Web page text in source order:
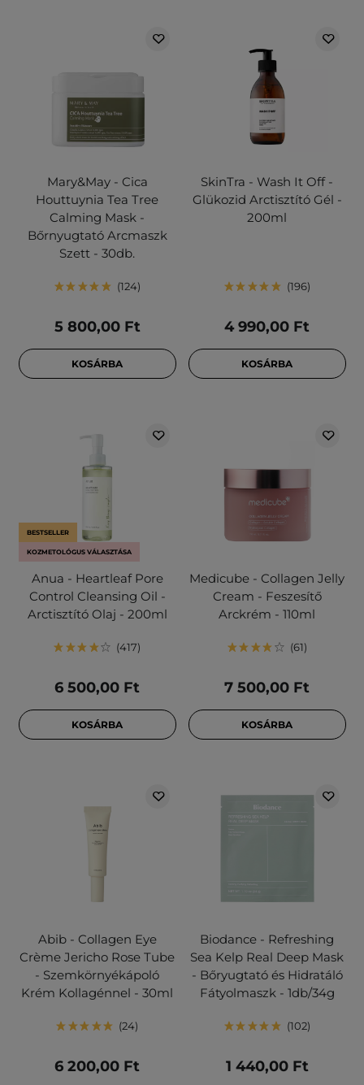
Mary&May - Cica
Houttuynia Tea Tree
Calming Mask -
Bőrnyugtató Arcmaszk
Szett - 30db.
124
5 800,00 Ft
KOSÁRBA
SkinTra - Wash It Off -
Glükozid Arctisztító Gél -
200ml
196
4 990,00 Ft
KOSÁRBA
BESTSELLER
KOZMETOLÓGUS VÁLASZTÁSA
Anua - Heartleaf Pore
Control Cleansing Oil -
Arctisztító Olaj - 200ml
417
6 500,00 Ft
KOSÁRBA
Medicube - Collagen Jelly
Cream - Feszesítő
Arckrém - 110ml
61
7 500,00 Ft
KOSÁRBA
Abib - Collagen Eye
Crème Jericho Rose Tube
- Szemkörnyékápoló
Krém Kollagénnel - 30ml
24
6 200,00 Ft
Biodance - Refreshing
Sea Kelp Real Deep Mask
- Bőryugtató és Hidratáló
Fátyolmaszk - 1db/34g
102
1 440,00 Ft